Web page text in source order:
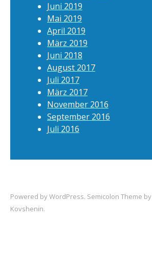
Juni 2019
Mai 2019
April 2019
März 2019
Juni 2018
August 2017
Juli 2017
März 2017
November 2016
September 2016
Juli 2016
Powered byWordPress. Semicolon Theme by
Kovshenin.